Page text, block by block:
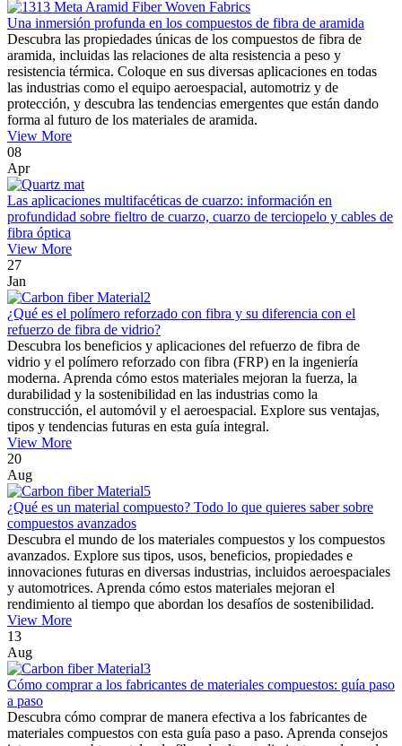
Una inmersión profunda en los compuestos de fibra de aramida
Descubra las propiedades únicas de los compuestos de fibra de
aramida, incluidas las relaciones de alta resistencia a peso y
resistencia térmica. Coloque en sus diversas aplicaciones en todas
las industrias como el equipo aeroespacial, automotriz y de
protección, y descubra las tendencias emergentes que están dando
forma al futuro de los materiales de aramida.
View More
08
Apr
Las aplicaciones multifacéticas de cuarzo: información en
profundidad sobre fieltro de cuarzo, cuarzo de terciopelo y cables de
fibra óptica
View More
27
Jan
¿Qué es el polímero reforzado con fibra y su diferencia con el
refuerzo de fibra de vidrio?
Descubra los beneficios y aplicaciones del refuerzo de fibra de
vidrio y el polímero reforzado con fibra (FRP) en la ingeniería
moderna. Aprenda cómo estos materiales mejoran la fuerza, la
durabilidad y la sostenibilidad en las industrias como la
construcción, el automóvil y el aeroespacial. Explore sus ventajas,
tipos y tendencias futuras en esta guía integral.
View More
20
Aug
¿Qué es un material compuesto? Todo lo que quieres saber sobre
compuestos avanzados
Descubra el mundo de los materiales compuestos y los compuestos
avanzados. Explore sus tipos, usos, beneficios, propiedades e
innovaciones futuras en diversas industrias, incluidos aeroespaciales
y automotrices. Aprenda cómo estos materiales mejoran el
rendimiento al tiempo que abordan los desafíos de sostenibilidad.
View More
13
Aug
Cómo comprar a los fabricantes de materiales compuestos: guía paso
a paso
Descubra cómo comprar de manera efectiva a los fabricantes de
materiales compuestos con esta guía paso a paso. Aprenda consejos